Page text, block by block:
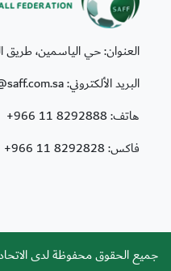
العنوان: حي الياسمين، طريق
البريد الألكتروني: info@saff.com.sa
هاتف:+966 11 8292888
فاكس:+966 11 8292828
جميع الحقوق محفوظة لدى الاتحاد